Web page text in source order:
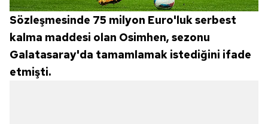
Sözleşmesinde 75 milyon Euro'luk serbest
kalma maddesi olan Osimhen, sezonu
Galatasaray'da tamamlamak istediğini ifade
etmişti.